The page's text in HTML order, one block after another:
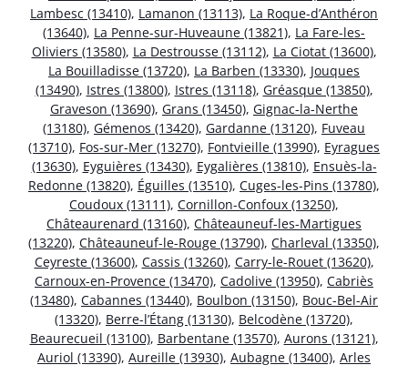
Lambesc (13410), Lamanon (13113), La Roque-d’Anthéron
(13640), La Penne-sur-Huveaune (13821), La Fare-les-
Oliviers (13580), La Destrousse (13112), La Ciotat (13600),
La Bouilladisse (13720), La Barben (13330), Jouques
(13490), Istres (13800), Istres (13118), Gréasque (13850),
Graveson (13690), Grans (13450), Gignac-la-Nerthe
(13180), Gémenos (13420), Gardanne (13120), Fuveau
(13710), Fos-sur-Mer (13270), Fontvieille (13990), Eyragues
(13630), Eyguières (13430), Eygalières (13810), Ensuès-la-
Redonne (13820), Éguilles (13510), Cuges-les-Pins (13780),
Coudoux (13111), Cornillon-Confoux (13250),
Châteaurenard (13160), Châteauneuf-les-Martigues
(13220), Châteauneuf-le-Rouge (13790), Charleval (13350),
Ceyreste (13600), Cassis (13260), Carry-le-Rouet (13620),
Carnoux-en-Provence (13470), Cadolive (13950), Cabriès
(13480), Cabannes (13440), Boulbon (13150), Bouc-Bel-Air
(13320), Berre-l’Étang (13130), Belcodène (13720),
Beaurecueil (13100), Barbentane (13570), Aurons (13121),
Auriol (13390), Aureille (13930), Aubagne (13400), Arles